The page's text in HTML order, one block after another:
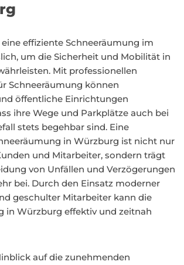
effiziente Schneeräumung im
um die Sicherheit und Mobilität in
Mit professionellen
Schneeräumung können
öffentliche Einrichtungen
ihre Wege und Parkplätze auch bei
stets begehbar sind. Eine
in Würzburg ist nicht nur
und Mitarbeiter, sondern trägt
von Unfällen und Verzögerungen
bei. Durch den Einsatz moderner
geschulter Mitarbeiter kann die
in Würzburg effektiv und zeitnah
auf die zunehmenden